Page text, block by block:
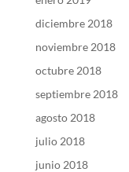
diciembre 2018
noviembre 2018
octubre 2018
septiembre 2018
agosto 2018
julio 2018
junio 2018